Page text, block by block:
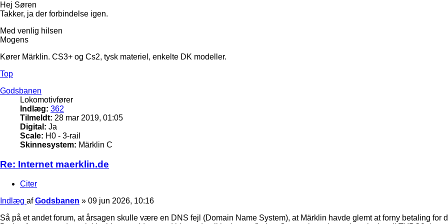
Hej Søren
Takker, ja der forbindelse igen.
Med venlig hilsen
Mogens
Kører Märklin. CS3+ og Cs2, tysk materiel, enkelte DK modeller.
Top
Godsbanen
Lokomotivfører
Indlæg: 362
Tilmeldt: 28 mar 2019, 01:05
Digital: Ja
Scale: H0 - 3-rail
Skinnesystem: Märklin C
Re: Internet maerklin.de
Citer
Indlæg afGodsbanen » 09 jun 2026, 10:16
Så på et andet forum, at årsagen skulle være en DNS fejl (Domain Name System), at Märklin havde glemt at forny betaling for